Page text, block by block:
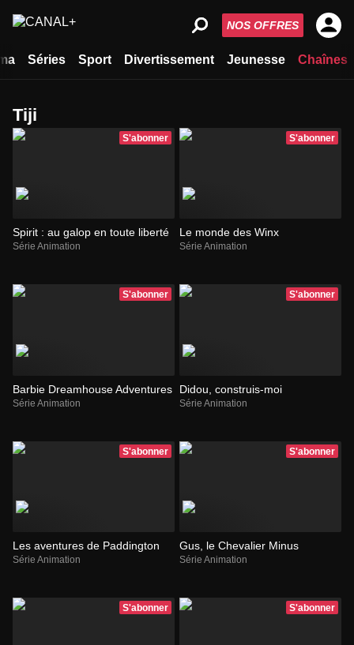
Séries Sport Divertissement Jeunesse Chaînes
NOS OFFRES
Tiji
S'abonner
Spirit : au galop en toute liberté
Série Animation
S'abonner
Le monde des Winx
Série Animation
S'abonner
Barbie Dreamhouse Adventures
Série Animation
S'abonner
Didou, construis-moi
Série Animation
S'abonner
Les aventures de Paddington
Série Animation
S'abonner
Gus, le Chevalier Minus
Série Animation
S'abonner S'abonner